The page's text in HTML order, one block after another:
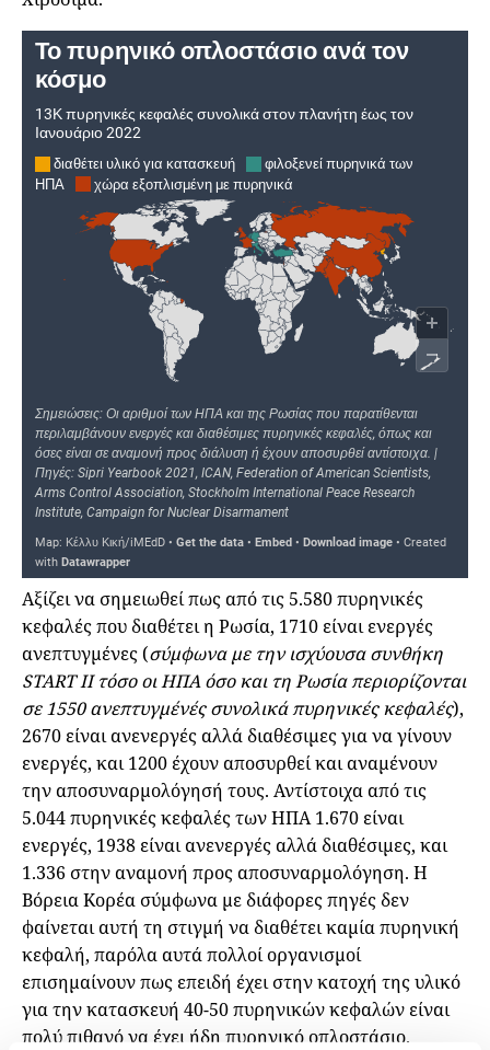
Αξίζει να σημειωθεί πως από τις 5.580 πυρηνικές
κεφαλές που διαθέτει η Ρωσία, 1710 είναι ενεργές
ανεπτυγμένες (σύμφωνα με την ισχύουσα συνθήκη
START II τόσο οι ΗΠΑ όσο και τη Ρωσία περιορίζονται
σε 1550 ανεπτυγμένές συνολικά πυρηνικές κεφαλές),
2670 είναι ανενεργές αλλά διαθέσιμες για να γίνουν
ενεργές, και 1200 έχουν αποσυρθεί και αναμένουν
την αποσυναρμολόγησή τους. Αντίστοιχα από τις
5.044 πυρηνικές κεφαλές των ΗΠΑ 1.670 είναι
ενεργές, 1938 είναι ανενεργές αλλά διαθέσιμες, και
1.336 στην αναμονή προς αποσυναρμολόγηση. Η
Βόρεια Κορέα σύμφωνα με διάφορες πηγές δεν
φαίνεται αυτή τη στιγμή να διαθέτει καμία πυρηνική
κεφαλή, παρόλα αυτά πολλοί οργανισμοί
επισημαίνουν πως επειδή έχει στην κατοχή της υλικό
για την κατασκευή 40-50 πυρηνικών κεφαλών είναι
πολύ πιθανό να έχει ήδη πυρηνικό οπλοστάσιο.